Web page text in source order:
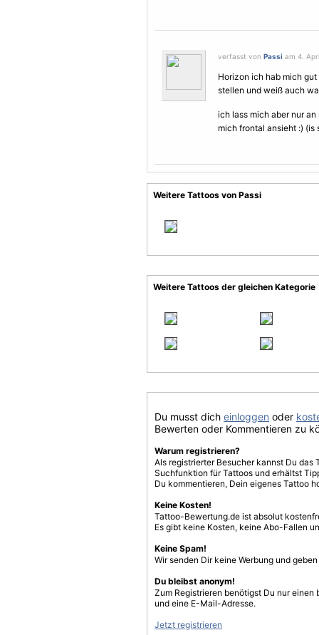
verfasst von Passi am 4.
Horizon ich hab mich
stellen und weiß auch
ich lass mich aber nur
mich frontal ansieht :) (is
Weitere Tattoos von Passi
Weitere Tattoos der gleichen Kategorie
Du musst dich einloggen oder
Bewerten oder Kommentieren zu
Warum registrieren?
Als registrierter Besucher kannst Du
Suchfunktion für Tattoos und erhältst
Du kommentieren, Dein eigenes Tattoo
Keine Kosten!
Tattoo-Bewertung.de ist absolut
Es gibt keine Kosten, keine Abo-Fallen
Keine Spam!
Wir senden Dir keine Werbung und
Du bleibst anonym!
Zum Registrieren benötigst Du nur einen
und eine E-Mail-Adresse.
Jetzt registrieren